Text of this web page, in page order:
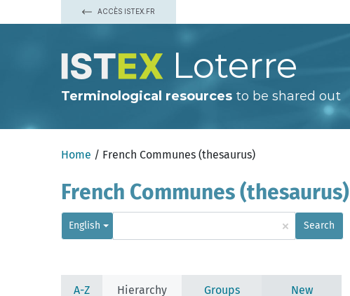
ACCÈS ISTEX.FR
Loterre
Terminological resources to be shared out
Home / French Communes (thesaurus)
French Communes (thesaurus)
English × Search
A-Z Hierarchy Groups New
Madirac
Maransin
Margaux-Cantenac
Margueron
Marimbault
Marions
Marsas (Gironde)
Martillac
Masseilles
Mauriac (Gironde)
Mazères (Gironde)
Mongauzy